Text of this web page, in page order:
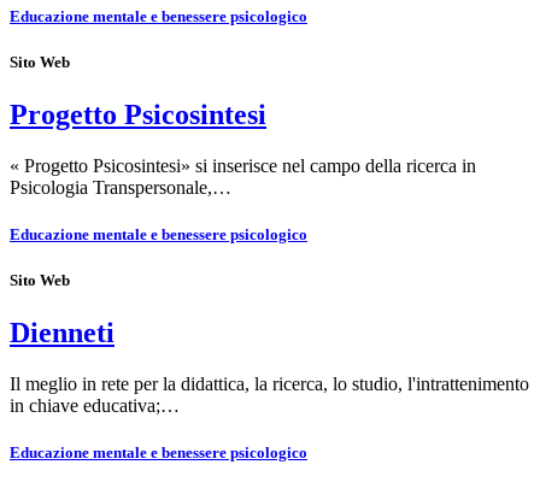
Educazione mentale e benessere psicologico
Sito Web
Progetto Psicosintesi
« Progetto Psicosintesi» si inserisce nel campo della ricerca in
Psicologia Transpersonale,…
Educazione mentale e benessere psicologico
Sito Web
Dienneti
Il meglio in rete per la didattica, la ricerca, lo studio, l'intrattenimento
in chiave educativa;…
Educazione mentale e benessere psicologico